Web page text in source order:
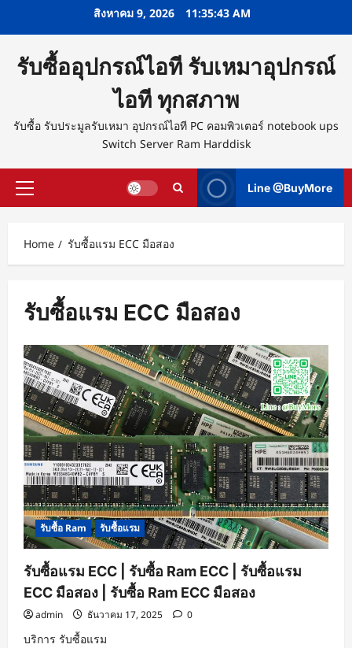
สิงหาคม 9, 2026 11:35:44 AM
รับซื้ออุปกรณ์ไอที รับเหมาอุปกรณ์
ไอที ทุกสภาพ
รับซื้อ รับประมูลรับเหมา อุปกรณ์ไอที PC คอมพิวเตอร์ notebook ups
Switch Server Ram Harddisk
Primary
Line @BuyMore
Home รับซื้อแรม ECC มือสอง
รับซื้อแรม ECC มือสอง
รับซื้อ Ram รับซื้อแรม
รับซื้อแรม ECC | รับซื้อ Ram ECC | รับซื้อแรม
ECC มือสอง | รับซื้อ Ram ECC มือสอง
admin ธันวาคม 17, 2025 0
บริการ รับซื้อแรม